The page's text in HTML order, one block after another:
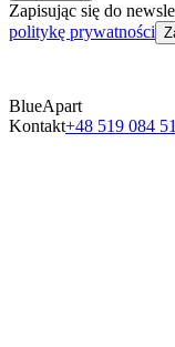
Zapisując się do
politykę prywatności
BlueApart
Kontakt+48 519 084